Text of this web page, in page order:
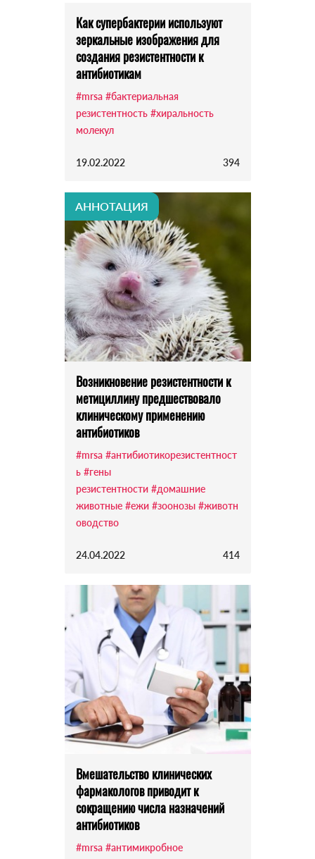
Как супербактерии используют
зеркальные изображения для
создания резистентности к
антибиотикам
#mrsa #бактериальная
резистентность #хиральность
молекул
19.02.2022 394
АННОТАЦИЯ
Возникновение резистентности к
метициллину предшествовало
клиническому применению
антибиотиков
#mrsa #антибиотикорезистентност
ь #гены
резистентности #домашние
животные #ежи #зоонозы #животн
оводство
24.04.2022 414
Вмешательство клинических
фармакологов приводит к
сокращению числа назначений
антибиотиков
#mrsa #антимикробное